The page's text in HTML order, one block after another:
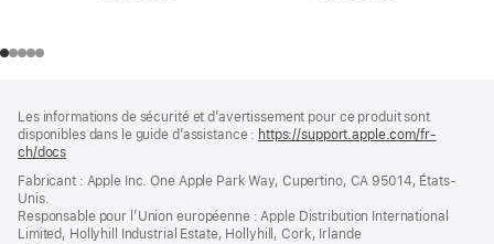
de
page
de
bas
page
Les informations de sécurité et d’avertissement pour ce produit sont
disponibles dans le guide d’assistance : https://support.apple.com/fr-
ch/docs
une
fenêtre)
Fabricant : Apple Inc. One Apple Park Way, Cupertino, CA 95014, États-
Unis.
Responsable pour l’Union européenne : Apple Distribution International
Limited, Hollyhill Industrial Estate, Hollyhill, Cork, Irlande